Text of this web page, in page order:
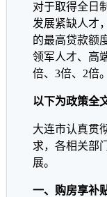
对于取得全日
发展紧缺人才
的最高贷款额
领军人才、高
倍、3倍、2倍
以下为政策全
大连市认真贯
求，各相关部
展。
一、购房享补